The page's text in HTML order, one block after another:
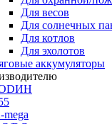
Для весов
Для солнечных
Для котлов
Для эхолотов
аккумуляторы
mega